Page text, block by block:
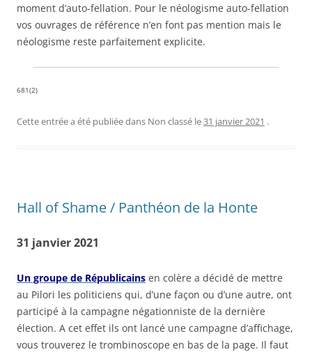
moment d’auto-fellation. Pour le néologisme auto-fellation
vos ouvrages de référence n’en font pas mention mais le
néologisme reste parfaitement explicite.
681(2)
Cette entrée a été publiée dans Non classé le31 janvier 2021 .
Hall of Shame / Panthéon de la Honte
31 janvier 2021
Un groupe de Républicains en colère a décidé de mettre
au Pilori les politiciens qui, d’une façon ou d’une autre, ont
participé à la campagne négationniste de la dernière
élection. A cet effet ils ont lancé une campagne d’affichage,
vous trouverez le trombinoscope en bas de la page. Il faut